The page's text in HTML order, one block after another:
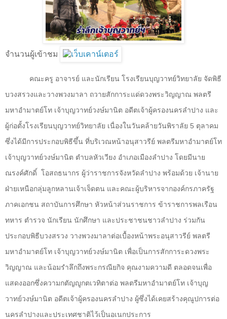
จำนวนผู้เข้าชม
คณะครู อาจารย์ และนักเรียน โรงเรียนบุญวาทย์วิทยาลัย จัดพิธี
บวงสรวงและวางพวงมาลา ถวายสักการะแด่ดวงพระวิญญาณ พลตรี
มหาอำมาตย์โท เจ้าบุญวาทย์วงษ์มานิต อดีตเจ้าผู้ครองนครลำปาง และ
ผู้ก่อตั้งโรงเรียนบุญวาทย์วิทยาลัย เนื่องในวันคล้ายวันพิราลัย 5 ตุลาคม
ซึ่งได้มีการประกอบพิธีขึ้น ที่บริเวณหน้าอนุสาวรีย์ พลตรีมหาอำมาตย์โท
เจ้าบุญวาทย์วงษ์มานิต ตำบลหัวเวียง อำเภอเมืองลำปาง โดยมีนาย
ณรงค์ศักดิ์ โอสถธนากร ผู้ว่าราชการจังหวัดลำปาง พร้อมด้วย เจ้านาย
ฝ่ายเหนือกลุ่มลูกหลานเจ้าเจ็ดตน และคณะผู้บริหารจากองค์กรภาครัฐ
ภาคเอกชน สถาบันการศึกษา หัวหน้าส่วนราชการ ข้าราชการพลเรือน
ทหาร ตำรวจ นักเรียน นักศึกษา และประชาชนชาวลำปาง ร่วมกัน
ประกอบพิธีบวงสรวง วางพวงมาลาต่อเบื้องหน้าพระอนุสาวรีย์ พลตรี
มหาอำมาตย์โท เจ้าบุญวาทย์วงษ์มานิต เพื่อเป็นการสักการะดวงพระ
วิญญาณ และน้อมรำลึกถึงพระกรณียกิจ คุณงามความดี ตลอดจนเพื่อ
แสดงออกซึ่งความกตัญญูกตเวทิตาต่อ พลตรีมหาอำมาตย์โท เจ้าบุญ
วาทย์วงษ์มานิต อดีตเจ้าผู้ครองนครลำปาง ผู้ซึ่งได้เคยสร้างคุณูปการต่อ
นครลำปางและประเทศชาติไว้เป็นอเนกประการ